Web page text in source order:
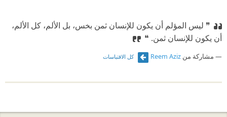
❞ ليس المؤلم أن يكون للإنسان ثمن بخس، بل الألم، كل الألم،
أن يكون للإنسان ثمن. ❝
مشاركة من Reem Aziz كل الاقتباسات